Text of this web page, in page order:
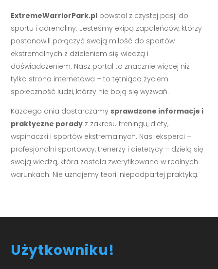
ExtremeWarriorPark.pl powstał z czystej pasji do
sportu i adrenaliny. Jesteśmy ekipą zapaleńców, którzy
postanowili połączyć swoją miłość do sportów
ekstremalnych z dzieleniem się wiedzą i
doświadczeniem. Nasz portal to znacznie więcej niż
tylko strona internetowa – to tętniąca życiem
społeczność ludzi, którzy nie boją się wyzwań.
Każdego dnia dostarczamy sprawdzone informacje i
praktyczne porady z zakresu treningu, diety,
wspinaczki i sportów ekstremalnych. Nasi eksperci –
profesjonalni sportowcy, trenerzy i dietetycy – dzielą się
swoją wiedzą, która została zweryfikowana w realnych
warunkach. Nie uznajemy teorii niepodpartej praktyką.
Użytkowniku!